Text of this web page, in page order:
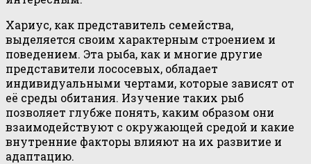
Хариус, как представитель семейства,
выделяется своим характерным строением и
поведением. Эта рыба, как и многие другие
представители лососевых, обладает
индивидуальными чертами, которые зависят от
её среды обитания. Изучение таких рыб
позволяет глубже понять, каким образом они
взаимодействуют с окружающей средой и какие
внутренние факторы влияют на их развитие и
адаптацию.